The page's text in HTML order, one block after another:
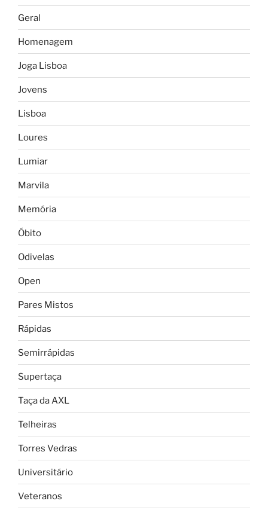
Geral
Homenagem
Joga Lisboa
Jovens
Lisboa
Loures
Lumiar
Marvila
Memória
Óbito
Odivelas
Open
Pares Mistos
Rápidas
Semirrápidas
Supertaça
Taça da AXL
Telheiras
Torres Vedras
Universitário
Veteranos